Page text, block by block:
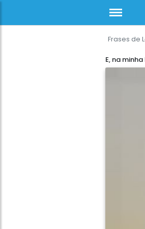
Frases de
E, na